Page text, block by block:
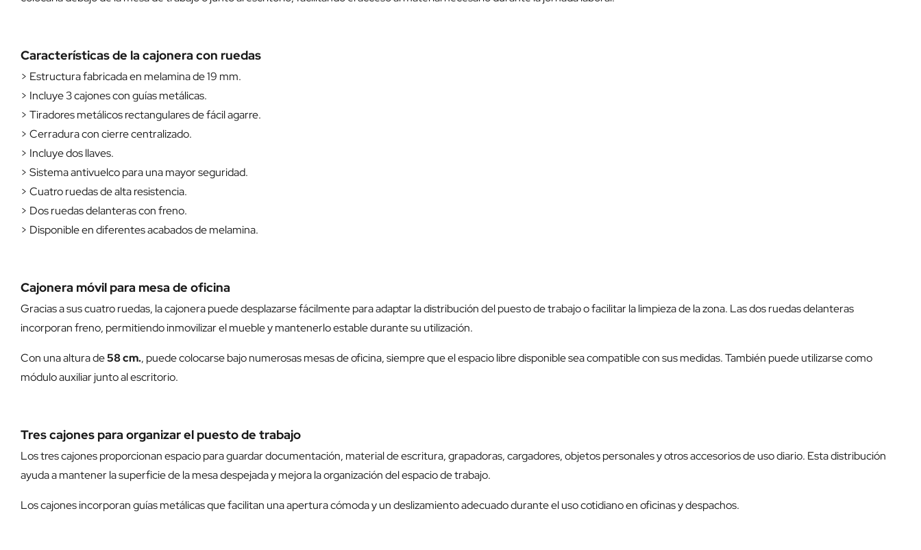
Características de la cajonera con ruedas
> Estructura fabricada en melamina de 19 mm.
> Incluye 3 cajones con guías metálicas.
> Tiradores metálicos rectangulares de fácil agarre.
> Cerradura con cierre centralizado.
> Incluye dos llaves.
> Sistema antivuelco para una mayor seguridad.
> Cuatro ruedas de alta resistencia.
> Dos ruedas delanteras con freno.
> Disponible en diferentes acabados de melamina.
Cajonera móvil para mesa de oficina
Gracias a sus cuatro ruedas, la cajonera puede desplazarse fácilmente para adaptar la distribución del puesto de trabajo o facilitar la limpieza de la zona. Las dos ruedas delanteras
incorporan freno, permitiendo inmovilizar el mueble y mantenerlo estable durante su utilización.
Con una altura de58 cm., puede colocarse bajo numerosas mesas de oficina, siempre que el espacio libre disponible sea compatible con sus medidas. También puede utilizarse como
módulo auxiliar junto al escritorio.
Tres cajones para organizar el puesto de trabajo
Los tres cajones proporcionan espacio para guardar documentación, material de escritura, grapadoras, cargadores, objetos personales y otros accesorios de uso diario. Esta distribución
ayuda a mantener la superficie de la mesa despejada y mejora la organización del espacio de trabajo.
Los cajones incorporan guías metálicas que facilitan una apertura cómoda y un deslizamiento adecuado durante el uso cotidiano en oficinas y despachos.